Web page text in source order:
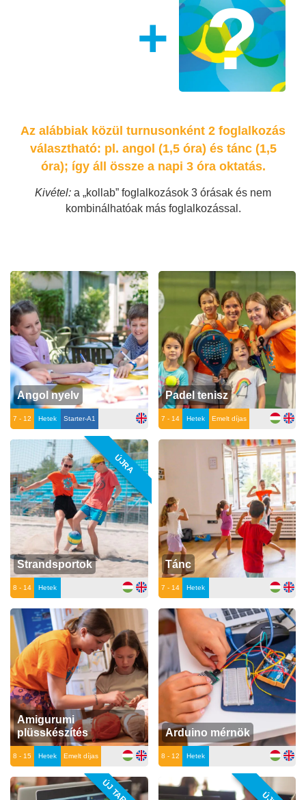
+
Az alábbiak közül turnusonként 2 foglalkozás
választható: pl. angol (1,5 óra) és tánc (1,5
óra); így áll össze a napi 3 óra oktatás.
Kivétel: a „kollab” foglalkozások 3 órásak és nem
kombinálhatóak más foglalkozással.
Angol nyelv
7 - 12 Hetek Starter-A1
Padel tenisz
7 - 14 Hetek Emelt díjas
ÚJRA
Strandsportok
8 - 14 Hetek
Tánc
7 - 14 Hetek
Amigurumi
plüsskészítés
8 - 15 Hetek Emelt díjas
Arduino mérnök
8 - 12 Hetek